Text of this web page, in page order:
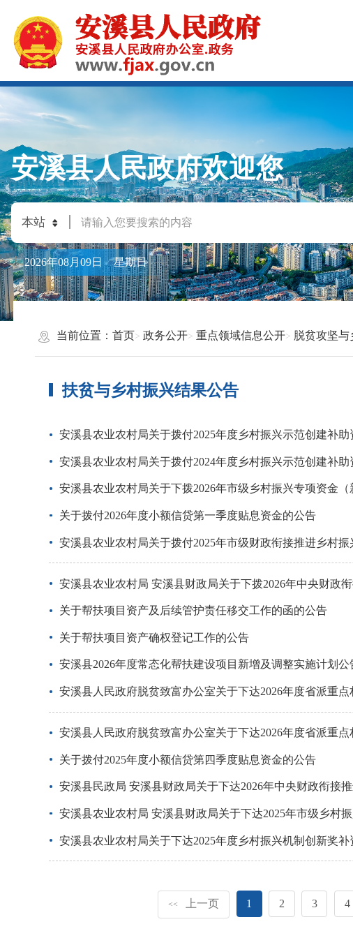
安溪县人民政府欢迎您
2026年08月09日 星期日
当前位置： 首页 政务公开 重点领域信息公开 脱贫攻坚与
扶贫与乡村振兴结果公告
安溪县农业农村局关于拨付2025年度乡村振兴示范创建补
安溪县农业农村局关于拨付2024年度乡村振兴示范创建补
安溪县农业农村局关于下拨2026年市级乡村振兴专项资金
关于拨付2026年度小额信贷第一季度贴息资金的公告
安溪县农业农村局关于拨付2025年市级财政衔接推进乡村
安溪县农业农村局 安溪县财政局关于下拨2026年中央财政
关于帮扶项目资产及后续管护责任移交工作的函的公告
关于帮扶项目资产确权登记工作的公告
安溪县2026年度常态化帮扶建设项目新增及调整实施计划公
安溪县人民政府脱贫致富办公室关于下达2026年度省派重
安溪县人民政府脱贫致富办公室关于下达2026年度省派重
关于拨付2025年度小额信贷第四季度贴息资金的公告
安溪县民政局 安溪县财政局关于下达2026年中央财政衔接
安溪县农业农村局 安溪县财政局关于下达2025年市级乡村
安溪县农业农村局关于下达2025年度乡村振兴机制创新奖
<< 上一页 1 2 3 4